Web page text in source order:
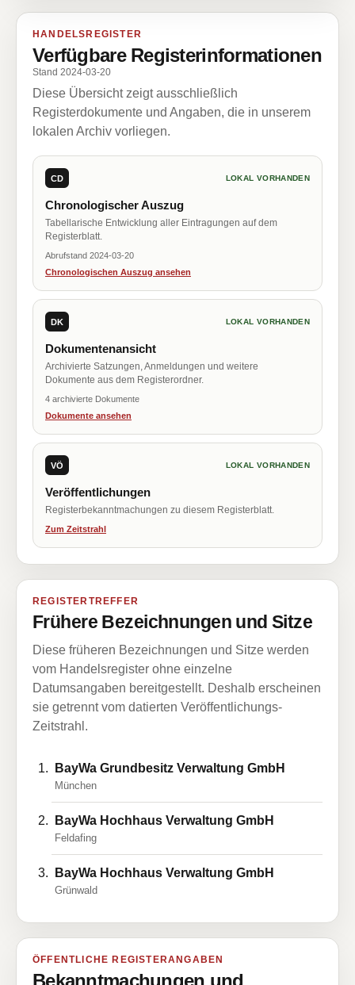
HANDELSREGISTER
Verfügbare Registerinformationen
Stand 2024-03-20
Diese Übersicht zeigt ausschließlich
Registerdokumente und Angaben, die in unserem
lokalen Archiv vorliegen.
CD LOKAL VORHANDEN
Chronologischer Auszug
Tabellarische Entwicklung aller Eintragungen auf dem
Registerblatt.
Abrufstand 2024-03-20
Chronologischen Auszug ansehen
DK LOKAL VORHANDEN
Dokumentenansicht
Archivierte Satzungen, Anmeldungen und weitere
Dokumente aus dem Registerordner.
4 archivierte Dokumente
Dokumente ansehen
VÖ LOKAL VORHANDEN
Veröffentlichungen
Registerbekanntmachungen zu diesem Registerblatt.
Zum Zeitstrahl
REGISTERTREFFER
Frühere Bezeichnungen und Sitze
Diese früheren Bezeichnungen und Sitze werden
vom Handelsregister ohne einzelne
Datumsangaben bereitgestellt. Deshalb erscheinen
sie getrennt vom datierten Veröffentlichungs-
Zeitstrahl.
BayWa Grundbesitz Verwaltung GmbH
München
BayWa Hochhaus Verwaltung GmbH
Feldafing
BayWa Hochhaus Verwaltung GmbH
Grünwald
ÖFFENTLICHE REGISTERANGABEN
Bekanntmachungen und